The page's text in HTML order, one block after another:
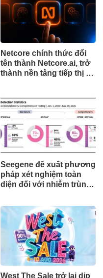
Netcore chính thức đổi
tên thành Netcore.ai, trở
thành nền tảng tiếp thị tự
trưởng khách hàng
Seegene đề xuất phương
pháp xét nghiệm toàn
diện đối với nhiễm trùng
qua Nghiên cứu lâm
sàng một triệu ca toàn
cầu (GMCS)
West The Sale trở lại dịp